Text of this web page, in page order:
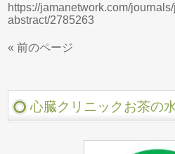
https://jamanetwork.com/
abstract/2785263
« 前のページ
心臓クリニックお茶の